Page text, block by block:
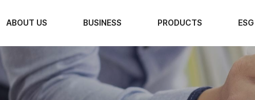
ABOUT US BUSINESS PRODUCTS ESG